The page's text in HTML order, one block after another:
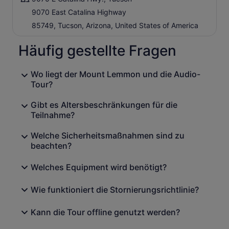
Haarnadel-Felsen
Soldier Trail Trailhead
Himmelsinseln
Molino Basin Trail
Catalina Federal Honor Camp
Thimble Peak Vista
Sieben Katarakte
Manzanita Vista
Hoodoo Vista
San Pedro Vista
9070 East Catalina Highway
85749, Tucson, Arizona, United States of America
Häufig gestellte Fragen
Wo liegt der Mount Lemmon und die Audio-
Tour?
Gibt es Altersbeschränkungen für die
Teilnahme?
Welche Sicherheitsmaßnahmen sind zu
beachten?
Welches Equipment wird benötigt?
Wie funktioniert die Stornierungsrichtlinie?
Kann die Tour offline genutzt werden?